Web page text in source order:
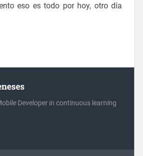
eso es todo por hoy, otro día
Developer in continuous learning